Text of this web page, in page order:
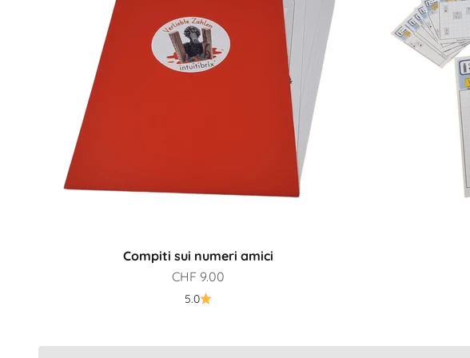
Compiti sui numeri amici
Prezzo scontato
CHF 9.00
5.0
Quale prodotto è più adatto a me?